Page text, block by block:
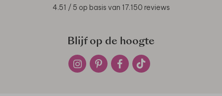
4.51 / 5 op basis van 17.150 reviews
Blijf op de hoogte